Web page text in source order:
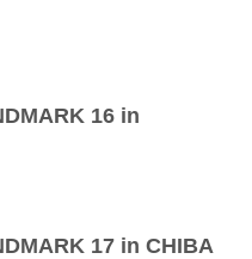
16 in
17 in CHIBA